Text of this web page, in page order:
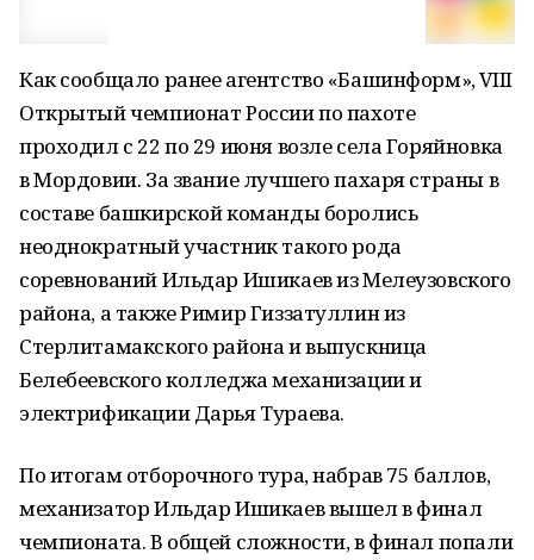
Как сообщало ранее агентство «Башинформ», VIII
Открытый чемпионат России по пахоте
проходил с 22 по 29 июня возле села Горяйновка
в Мордовии. За звание лучшего пахаря страны в
составе башкирской команды боролись
неоднократный участник такого рода
соревнований Ильдар Ишикаев из Мелеузовского
района, а также Римир Гиззатуллин из
Стерлитамакского района и выпускница
Белебеевского колледжа механизации и
электрификации Дарья Тураева.
По итогам отборочного тура, набрав 75 баллов,
механизатор Ильдар Ишикаев вышел в финал
чемпионата. В общей сложности, в финал попали